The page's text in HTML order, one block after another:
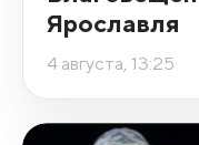
Ярославля
4 августа, 13:25